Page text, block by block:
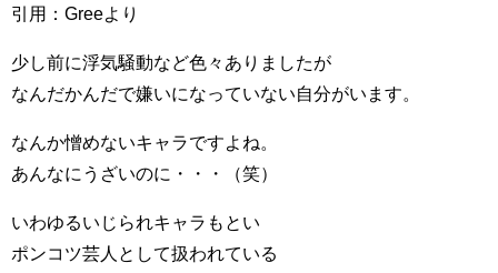
引用：Greeより
少し前に浮気騒動など色々ありましたが
なんだかんだで嫌いになっていない自分がいます。
なんか憎めないキャラですよね。
あんなにうざいのに・・・（笑）
いわゆるいじられキャラもとい
ポンコツ芸人として扱われている